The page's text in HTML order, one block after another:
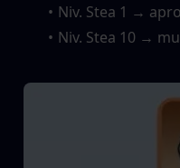
Niv. Stea 1 →
Niv. Stea 10 →